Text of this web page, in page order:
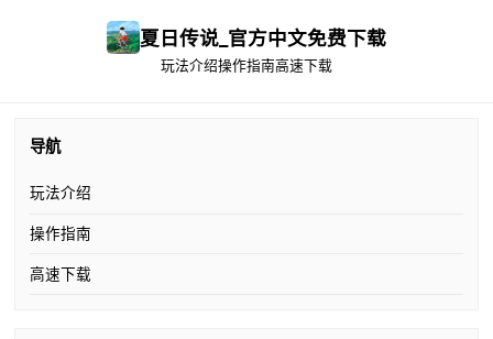
夏日传说_官方中文免费下载
玩法介绍操作指南高速下载
导航
玩法介绍
操作指南
高速下载